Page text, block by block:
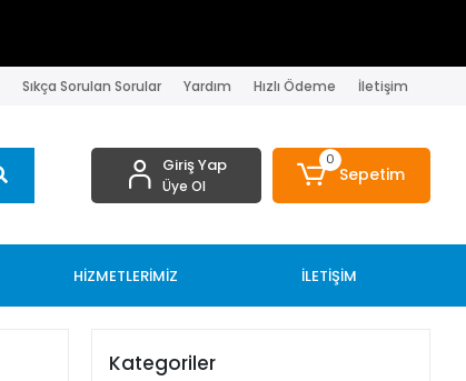
Sıkça Sorulan Sorular Yardım Hızlı Ödeme İletişim
Giriş Yap
Üye Ol
0
Sepetim
HİZMETLERİMİZ İLETİŞİM
Kategoriler